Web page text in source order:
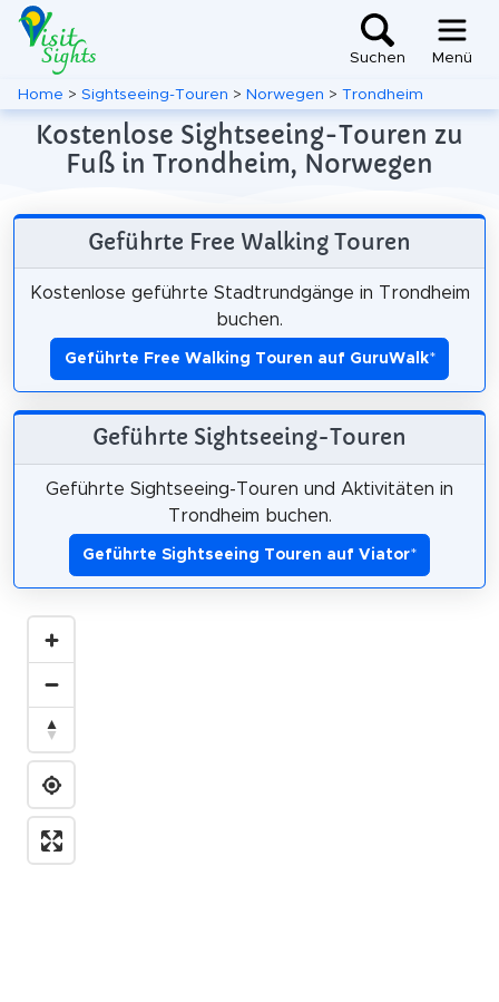
Suchen Menü
Home > Sightseeing-Touren > Norwegen > Trondheim
Kostenlose Sightseeing-Touren zu
Fuß in Trondheim, Norwegen
Geführte Free Walking Touren
Kostenlose geführte Stadtrundgänge in Trondheim
buchen.
Geführte Free Walking Touren auf GuruWalk*
Geführte Sightseeing-Touren
Geführte Sightseeing-Touren und Aktivitäten in
Trondheim buchen.
Geführte Sightseeing Touren auf Viator*